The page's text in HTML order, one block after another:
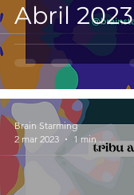
Abril 2023
Brain Starming
2 mar 2023
1 min de lectura